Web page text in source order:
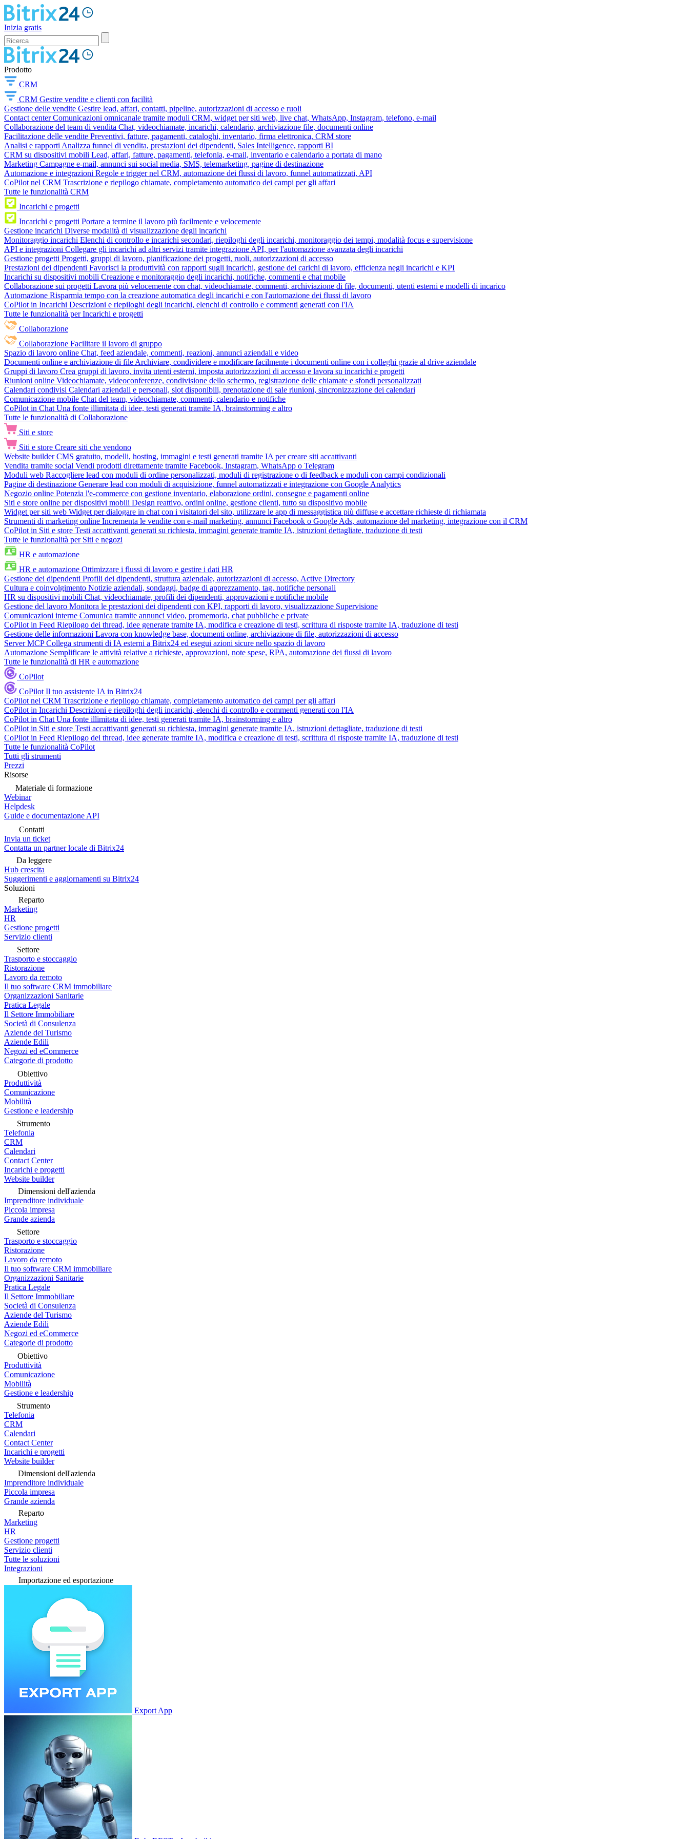
Inizia gratis
Prodotto
CRM
CRM Gestire vendite e clienti con facilità
Gestione delle vendite Gestire lead, affari, contatti, pipeline, autorizzazioni di accesso e ruoli
Contact center Comunicazioni omnicanale tramite moduli CRM, widget per siti web, live chat, WhatsApp, Instagram, telefono, e-mail
Collaborazione del team di vendita Chat, videochiamate, incarichi, calendario, archiviazione file, documenti online
Facilitazione delle vendite Preventivi, fatture, pagamenti, cataloghi, inventario, firma elettronica, CRM store
Analisi e rapporti Analizza funnel di vendita, prestazioni dei dipendenti, Sales Intelligence, rapporti BI
CRM su dispositivi mobili Lead, affari, fatture, pagamenti, telefonia, e-mail, inventario e calendario a portata di mano
Marketing Campagne e-mail, annunci sui social media, SMS, telemarketing, pagine di destinazione
Automazione e integrazioni Regole e trigger nel CRM, automazione dei flussi di lavoro, funnel automatizzati, API
CoPilot nel CRM Trascrizione e riepilogo chiamate, completamento automatico dei campi per gli affari
Tutte le funzionalità CRM
Incarichi e progetti
Incarichi e progetti Portare a termine il lavoro più facilmente e velocemente
Gestione incarichi Diverse modalità di visualizzazione degli incarichi
Monitoraggio incarichi Elenchi di controllo e incarichi secondari, riepiloghi degli incarichi, monitoraggio dei tempi, modalità focus e supervisione
API e integrazioni Collegare gli incarichi ad altri servizi tramite integrazione API, per l'automazione avanzata degli incarichi
Gestione progetti Progetti, gruppi di lavoro, pianificazione dei progetti, ruoli, autorizzazioni di accesso
Prestazioni dei dipendenti Favorisci la produttività con rapporti sugli incarichi, gestione dei carichi di lavoro, efficienza negli incarichi e KPI
Incarichi su dispositivi mobili Creazione e monitoraggio degli incarichi, notifiche, commenti e chat mobile
Collaborazione sui progetti Lavora più velocemente con chat, videochiamate, commenti, archiviazione di file, documenti, utenti esterni e modelli di incarico
Automazione Risparmia tempo con la creazione automatica degli incarichi e con l'automazione dei flussi di lavoro
CoPilot in Incarichi Descrizioni e riepiloghi degli incarichi, elenchi di controllo e commenti generati con l'IA
Tutte le funzionalità per Incarichi e progetti
Collaborazione
Collaborazione Facilitare il lavoro di gruppo
Spazio di lavoro online Chat, feed aziendale, commenti, reazioni, annunci aziendali e video
Documenti online e archiviazione di file Archiviare, condividere e modificare facilmente i documenti online con i colleghi grazie al drive aziendale
Gruppi di lavoro Crea gruppi di lavoro, invita utenti esterni, imposta autorizzazioni di accesso e lavora su incarichi e progetti
Riunioni online Videochiamate, videoconferenze, condivisione dello schermo, registrazione delle chiamate e sfondi personalizzati
Calendari condivisi Calendari aziendali e personali, slot disponibili, prenotazione di sale riunioni, sincronizzazione dei calendari
Comunicazione mobile Chat del team, videochiamate, commenti, calendario e notifiche
CoPilot in Chat Una fonte illimitata di idee, testi generati tramite IA, brainstorming e altro
Tutte le funzionalità di Collaborazione
Siti e store
Siti e store Creare siti che vendono
Website builder CMS gratuito, modelli, hosting, immagini e testi generati tramite IA per creare siti accattivanti
Vendita tramite social Vendi prodotti direttamente tramite Facebook, Instagram, WhatsApp o Telegram
Moduli web Raccogliere lead con moduli di ordine personalizzati, moduli di registrazione o di feedback e moduli con campi condizionali
Pagine di destinazione Generare lead con moduli di acquisizione, funnel automatizzati e integrazione con Google Analytics
Negozio online Potenzia l'e-commerce con gestione inventario, elaborazione ordini, consegne e pagamenti online
Siti e store online per dispositivi mobili Design reattivo, ordini online, gestione clienti, tutto su dispositivo mobile
Widget per siti web Widget per dialogare in chat con i visitatori del sito, utilizzare le app di messaggistica più diffuse e accettare richieste di richiamata
Strumenti di marketing online Incrementa le vendite con e-mail marketing, annunci Facebook o Google Ads, automazione del marketing, integrazione con il CRM
CoPilot in Siti e store Testi accattivanti generati su richiesta, immagini generate tramite IA, istruzioni dettagliate, traduzione di testi
Tutte le funzionalità per Siti e negozi
HR e automazione
HR e automazione Ottimizzare i flussi di lavoro e gestire i dati HR
Gestione dei dipendenti Profili dei dipendenti, struttura aziendale, autorizzazioni di accesso, Active Directory
Cultura e coinvolgimento Notizie aziendali, sondaggi, badge di apprezzamento, tag, notifiche personali
HR su dispositivi mobili Chat, videochiamate, profili dei dipendenti, approvazioni e notifiche mobile
Gestione del lavoro Monitora le prestazioni dei dipendenti con KPI, rapporti di lavoro, visualizzazione Supervisione
Comunicazioni interne Comunica tramite annunci video, promemoria, chat pubbliche e private
CoPilot in Feed Riepilogo dei thread, idee generate tramite IA, modifica e creazione di testi, scrittura di risposte tramite IA, traduzione di testi
Gestione delle informazioni Lavora con knowledge base, documenti online, archiviazione di file, autorizzazioni di accesso
Server MCP Collega strumenti di IA esterni a Bitrix24 ed esegui azioni sicure nello spazio di lavoro
Automazione Semplificare le attività relative a richieste, approvazioni, note spese, RPA, automazione dei flussi di lavoro
Tutte le funzionalità di HR e automazione
CoPilot
CoPilot Il tuo assistente IA in Bitrix24
CoPilot nel CRM Trascrizione e riepilogo chiamate, completamento automatico dei campi per gli affari
CoPilot in Incarichi Descrizioni e riepiloghi degli incarichi, elenchi di controllo e commenti generati con l'IA
CoPilot in Chat Una fonte illimitata di idee, testi generati tramite IA, brainstorming e altro
CoPilot in Siti e store Testi accattivanti generati su richiesta, immagini generate tramite IA, istruzioni dettagliate, traduzione di testi
CoPilot in Feed Riepilogo dei thread, idee generate tramite IA, modifica e creazione di testi, scrittura di risposte tramite IA, traduzione di testi
Tutte le funzionalità CoPilot
Tutti gli strumenti
Prezzi
Risorse
Materiale di formazione
Webinar
Helpdesk
Guide e documentazione API
Contatti
Invia un ticket
Contatta un partner locale di Bitrix24
Da leggere
Hub crescita
Suggerimenti e aggiornamenti su Bitrix24
Soluzioni
Reparto
Marketing
HR
Gestione progetti
Servizio clienti
Settore
Trasporto e stoccaggio
Ristorazione
Lavoro da remoto
Il tuo software CRM immobiliare
Organizzazioni Sanitarie
Pratica Legale
Il Settore Immobiliare
Società di Consulenza
Aziende del Turismo
Aziende Edili
Negozi ed eCommerce
Categorie di prodotto
Obiettivo
Produttività
Comunicazione
Mobilità
Gestione e leadership
Strumento
Telefonia
CRM
Calendari
Contact Center
Incarichi e progetti
Website builder
Dimensioni dell'azienda
Imprenditore individuale
Piccola impresa
Grande azienda
Settore
Trasporto e stoccaggio
Ristorazione
Lavoro da remoto
Il tuo software CRM immobiliare
Organizzazioni Sanitarie
Pratica Legale
Il Settore Immobiliare
Società di Consulenza
Aziende del Turismo
Aziende Edili
Negozi ed eCommerce
Categorie di prodotto
Obiettivo
Produttività
Comunicazione
Mobilità
Gestione e leadership
Strumento
Telefonia
CRM
Calendari
Contact Center
Incarichi e progetti
Website builder
Dimensioni dell'azienda
Imprenditore individuale
Piccola impresa
Grande azienda
Reparto
Marketing
HR
Gestione progetti
Servizio clienti
Tutte le soluzioni
Integrazioni
Importazione ed esportazione
Export App